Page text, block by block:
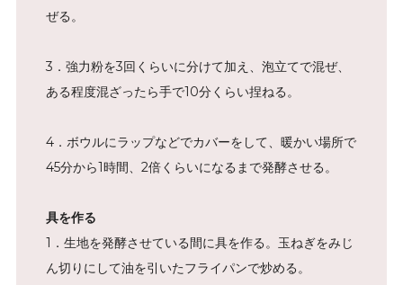
ぜる。
3．強力粉を3回くらいに分けて加え、泡立てで混ぜ、
ある程度混ざったら手で10分くらい捏ねる。
4．ボウルにラップなどでカバーをして、暖かい場所で
45分から1時間、2倍くらいになるまで発酵させる。
具を作る
1．生地を発酵させている間に具を作る。玉ねぎをみじ
ん切りにして油を引いたフライパンで炒める。